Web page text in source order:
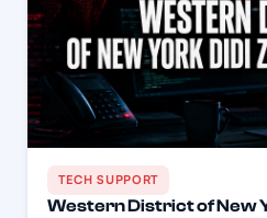
TECH SUPPORT
Western District of New